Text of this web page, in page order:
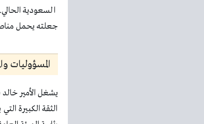
السعودية
جعلته يحمل
المسؤوليات
يشغل الأمير
الثقة الكبيرة